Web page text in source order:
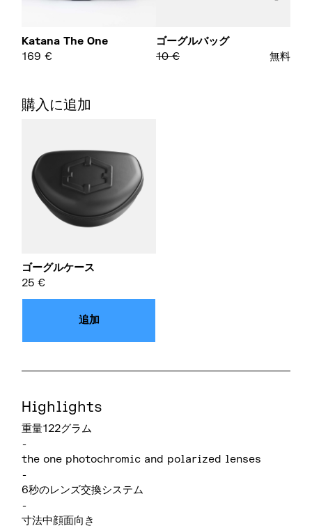
Katana The One
169 €
ゴーグルバッグ
10€ 無料
購入に追加
ゴーグルケース
25 €
追加
Highlights
重量122グラム
-
the one photochromic and polarized lenses
-
6秒のレンズ交換システム
-
寸法中顔面向き